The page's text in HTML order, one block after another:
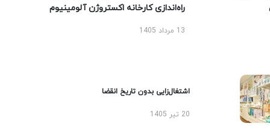
راه‌اندازی کارخانه اکستروژن آلومینیوم
13 مرداد 1405
اشتغال‌زایی بدون تاریخ انقضا
20 تیر 1405